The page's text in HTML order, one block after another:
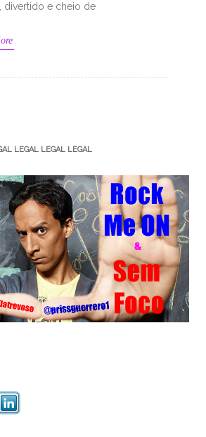
divertido e cheio de
LEGAL LEGAL LEGAL